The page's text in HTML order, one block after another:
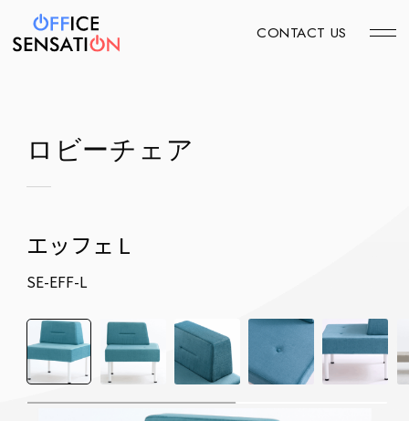
CONTACT US
ロビーチェア
エッフェ L
SE-EFF-L